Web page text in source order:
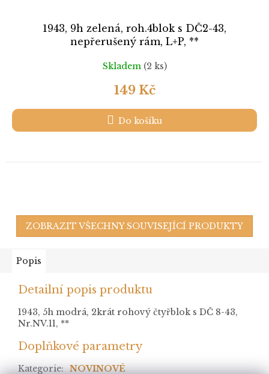
1943, 9h zelená, roh.4blok s DČ2-43,
nepřerušený rám, L+P, **
Skladem (2 ks)
149 Kč
Do košíku
ZOBRAZIT VŠECHNY SOUVISEJÍCÍ PRODUKTY
Popis
Detailní popis produktu
1943, 5h modrá, 2krát rohový čtyřblok s DČ 8-43,
Nr.NV.11, **
Doplňkové parametry
Kategorie: NOVINOVÉ